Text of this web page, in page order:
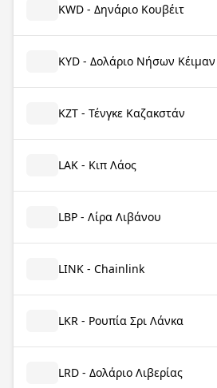
KWD - Δηνάριο Κουβέιτ
KYD - Δολάριο Νήσων Κέιμαν
KZT - Τένγκε Καζακστάν
LAK - Κιπ Λάος
LBP - Λίρα Λιβάνου
LINK - Chainlink
LKR - Ρουπία Σρι Λάνκα
LRD - Δολάριο Λιβερίας